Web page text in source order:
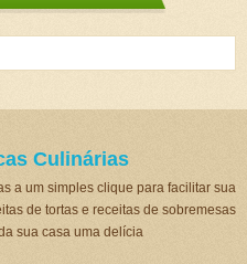
Culinárias
a um simples clique para facilitar sua
de tortas e receitas de sobremesas
sua casa uma delícia